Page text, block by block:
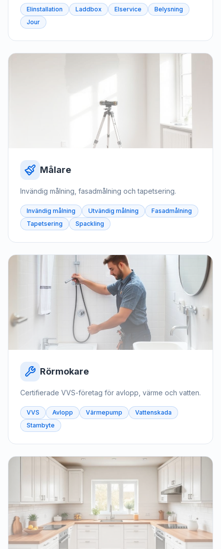
Elinstallation Laddbox Elservice
Belysning
Jour
Målare
Invändig målning, fasadmålning och tapetsering.
Invändig målning Utvändig målning
Fasadmålning
Tapetsering
Spackling
Rörmokare
Certifierade VVS-företag för avlopp, värme och vatten.
VVS Avlopp Värmepump
Vattenskada
Stambyte